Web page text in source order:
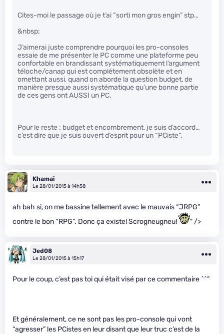
Cites-moi le passage où je t’ai “sorti mon gros engin” stp…
&nbsp;
J’aimerai juste comprendre pourquoi les pro-consoles
essaie de me présenter le PC comme une plateforme peu
confortable en brandissant systématiquement l’argument
téloche/canap qui est complétement obsolète et en
omettant aussi, quand on aborde la question budget, de
manière presque aussi systématique qu’une bonne partie
de ces gens ont AUSSI un PC.
Pour le reste : budget et encombrement, je suis d’accord…
c’est dire que je suis ouvert d’esprit pour un “PCiste”.
Khamaï
Le 28/01/2015 à 14h58
ah bah si, on me bassine tellement avec le mauvais “JRPG”
contre le bon “RPG”. Donc ça existe! Scrogneugneu!
" />
Jed08
Le 28/01/2015 à 15h17
Pour le coup, c’est pas toi qui était visé par ce commentaire ^^”
Et généralement, ce ne sont pas les pro-console qui vont
“agresser” les PCistes en leur disant que leur truc c’est de la